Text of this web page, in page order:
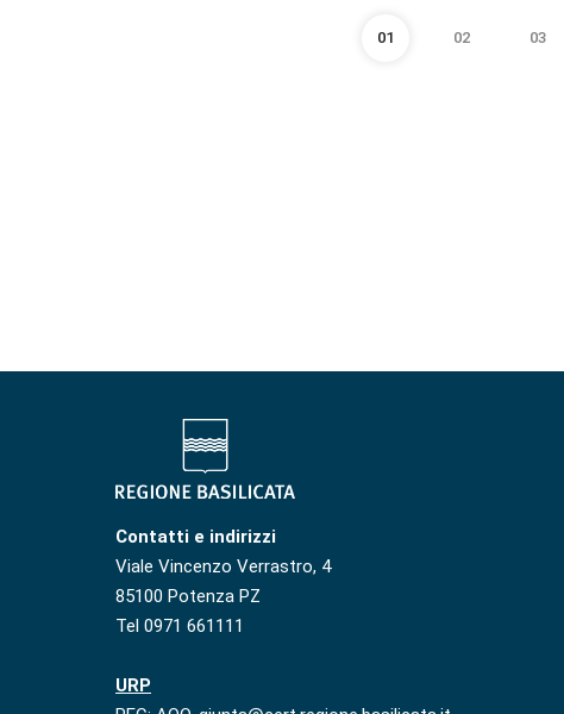
01 02 03
Contatti e indirizzi
Viale Vincenzo Verrastro, 4
85100 Potenza PZ
Tel 0971 661111
URP